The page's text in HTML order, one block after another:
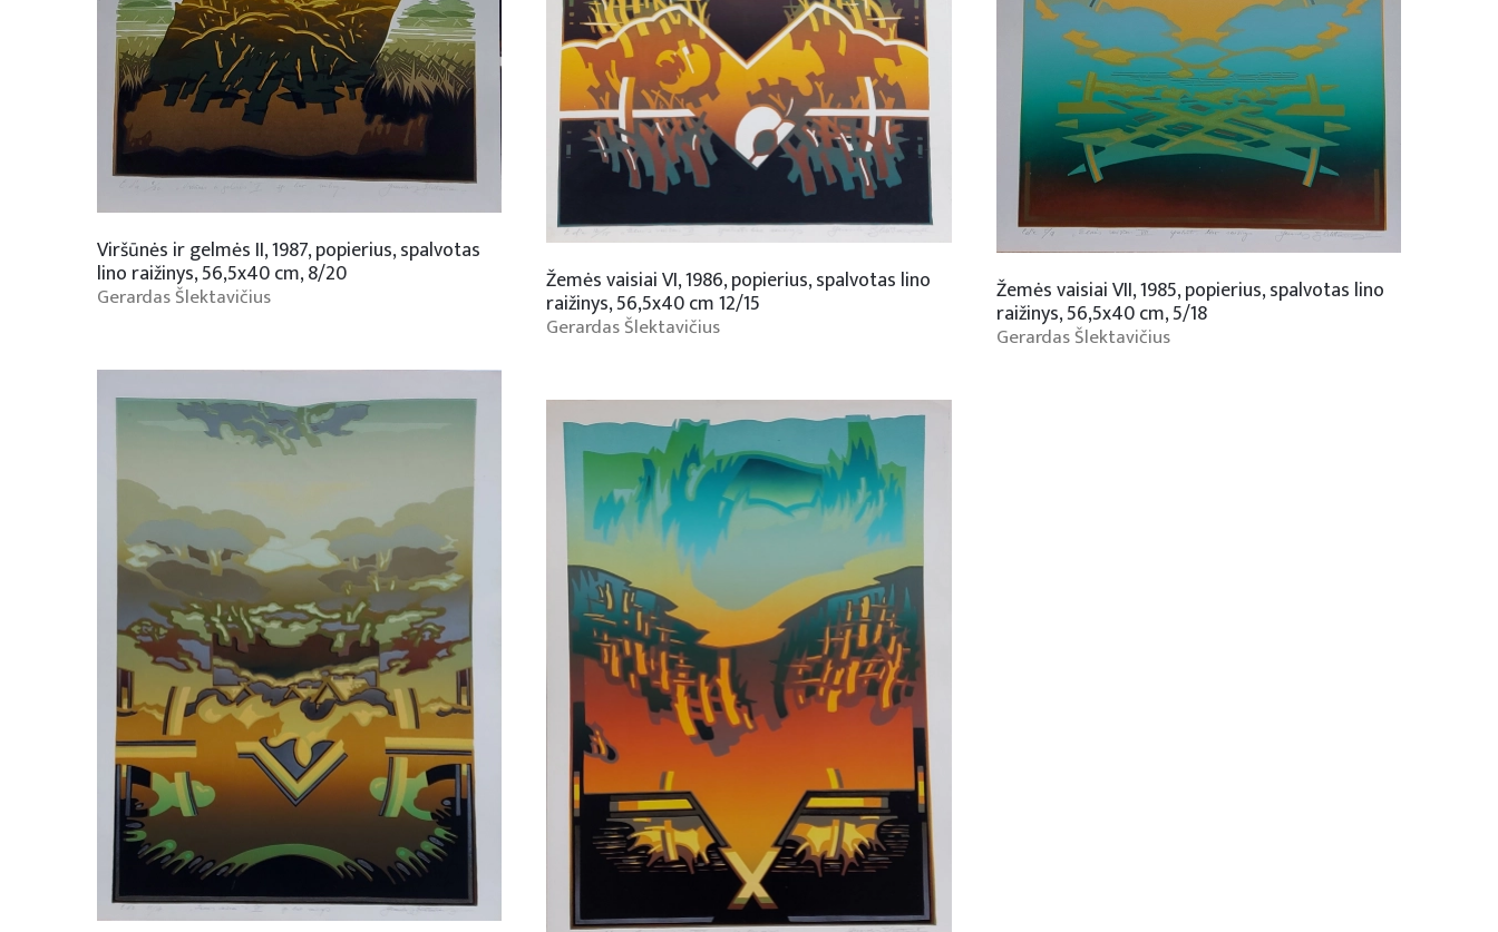
Viršūnės ir gelmės II, 1987, popierius, spalvotas
lino raižinys, 56,5x40 cm, 8/20
Gerardas Šlektavičius Žemės vaisiai VI, 1986, popierius, spalvotas lino
raižinys, 56,5x40 cm 12/15
Gerardas Šlektavičius
Žemės vaisiai VII, 1985, popierius, spalvotas lino
raižinys, 56,5x40 cm, 5/18
Gerardas Šlektavičius